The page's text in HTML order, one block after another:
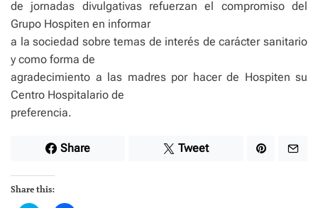
de jornadas divulgativas refuerzan el compromiso del
Grupo Hospiten en informar
a la sociedad sobre temas de interés de carácter sanitario
y como forma de
agradecimiento a las madres por hacer de Hospiten su
Centro Hospitalario de
preferencia.
Share Tweet
Share this: